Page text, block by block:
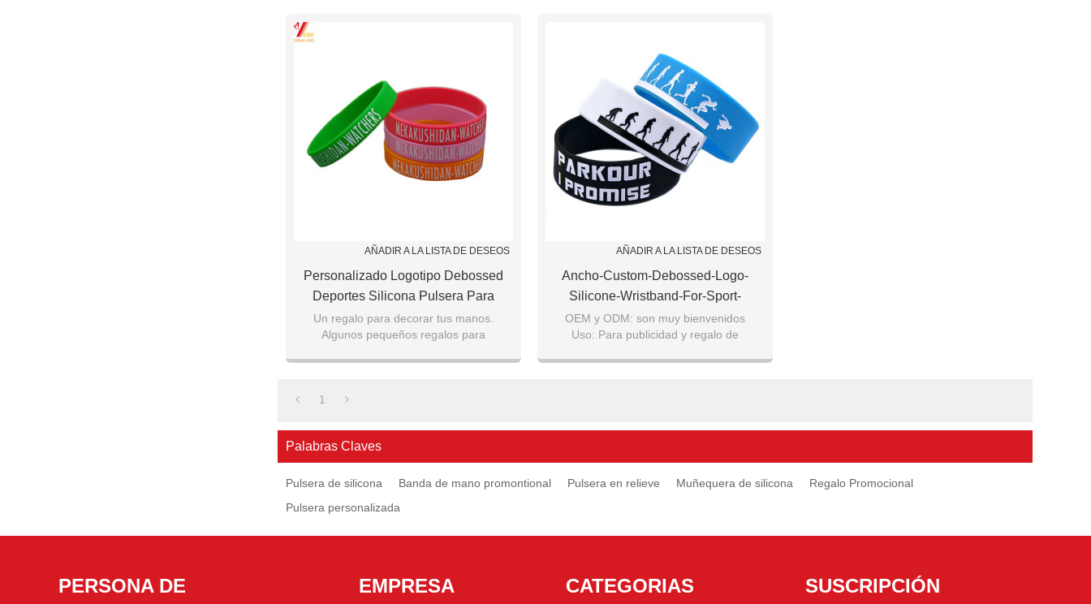
AÑADIR A LA LISTA DE DESEOS
Personalizado Logotipo Debossed
Deportes Silicona Pulsera Para
Regalo De Promoción
Un regalo para decorar tus manos.
Algunos pequeños regalos para
Venta caliente de productos a b
AÑADIR A LA LISTA DE DESEOS
Ancho-Custom-Debossed-Logo-
Silicone-Wristband-For-Sport-
Promotion-Gift
OEM y ODM: son muy bienvenidos
Uso: Para publicidad y regalo de
Certificado: SGS, FDA, LFGB certificados
1
Palabras Claves
Pulsera de silicona Banda de mano promontional Pulsera en relieve Muñequera de silicona
Regalo Promocional
Pulsera personalizada
PERSONA DE EMPRESA CATEGORIAS SUSCRIPCIÓN